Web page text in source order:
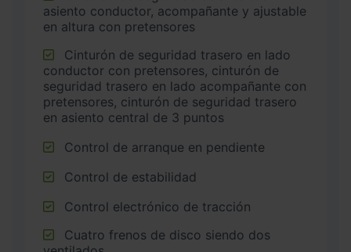
asiento conductor, acompañante y ajustable
en altura con pretensores
conductor con pretensores, cinturón de
seguridad trasero en lado acompañante con
pretensores, cinturón de seguridad trasero
en asiento central de 3 puntos
Control de arranque en pendiente
Control de estabilidad
Control electrónico de tracción